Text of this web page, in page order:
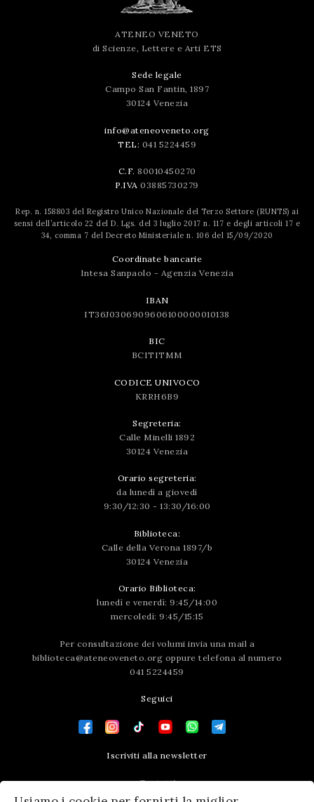
ATENEO VENETO
di Scienze, Lettere e Arti ETS
Sede legale
Campo San Fantin, 1897
30124 Venezia
info@ateneoveneto.org
TEL: 041 5224459
C.F. 80010450270
P.IVA 03885730279
Rep. n. 158803 del Registro Unico Nazionale del Terzo Settore (RUNTS) ai
sensi dell’articolo 22 del D. Lgs. del 3 luglio 2017 n. 117 e degli articoli 17 e
34, comma 7 del Decreto Ministeriale n. 106 del 15/09/2020
Coordinate bancarie
Intesa Sanpaolo - Agenzia Venezia
IBAN
IT36J0306909606100000010138
BIC
BCITITMM
CODICE UNIVOCO
KRRH6B9
Segreteria:
Calle Minelli 1892
30124 Venezia
Orario segreteria:
da lunedì a giovedì
9:30/12:30 - 13:30/16:00
Biblioteca:
Calle della Verona 1897/b
30124 Venezia
Orario Biblioteca:
lunedì e venerdì: 9:45/14:00
mercoledì: 9:45/15:15
Per consultazione dei volumi invia una mail a
biblioteca@ateneoveneto.org oppure telefona al numero
041 5224459
Seguici
Iscriviti alla newsletter
Contatti